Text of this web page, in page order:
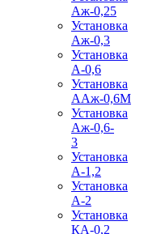
Аж-0,25
Установка
Аж-0,3
Установка
А-0,6
Установка
ААж-0,6М
Установка
Аж-0,6-
3
Установка
А-1,2
Установка
А-2
Установка
КА-0,2